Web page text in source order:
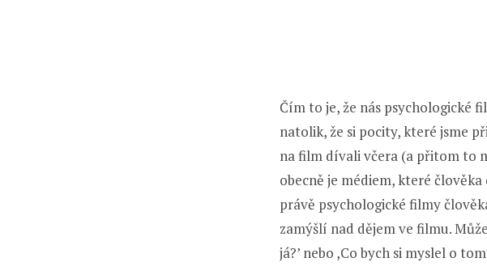
Čím to je, že nás psychologické
natolik, že si pocity, které jsme
na film dívali včera (a přitom to
obecně je médiem, které
právě psychologické filmy
zamýšlí nad dějem ve filmu.
já?’ nebo ,Co bych si myslel o